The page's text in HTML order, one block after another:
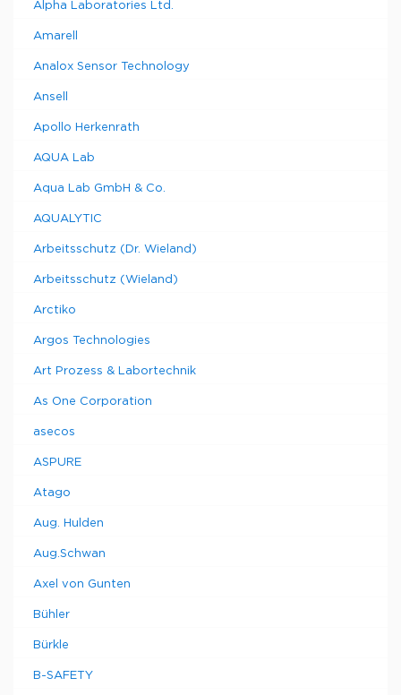
Alpha Laboratories Ltd.
Amarell
Analox Sensor Technology
Ansell
Apollo Herkenrath
AQUA Lab
Aqua Lab GmbH & Co.
AQUALYTIC
Arbeitsschutz (Dr. Wieland)
Arbeitsschutz (Wieland)
Arctiko
Argos Technologies
Art Prozess & Labortechnik
As One Corporation
asecos
ASPURE
Atago
Aug. Hulden
Aug.Schwan
Axel von Gunten
Bühler
Bürkle
B-SAFETY